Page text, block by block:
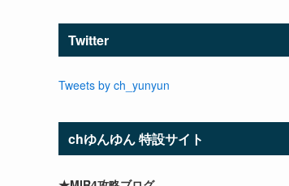
Twitter
Tweets by ch_yunyun
chゆんゆん 特設サイト